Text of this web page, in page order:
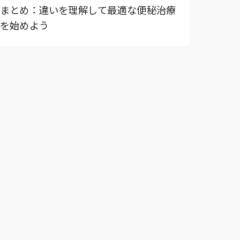
まとめ：違いを理解して最適な便秘治療
を始めよう